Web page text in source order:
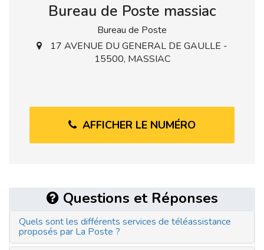
Bureau de Poste massiac
Bureau de Poste
17 AVENUE DU GENERAL DE GAULLE -
15500, MASSIAC
AFFICHER LE NUMÉRO
Questions et Réponses
Quels sont les différents services de téléassistance
proposés par La Poste ?